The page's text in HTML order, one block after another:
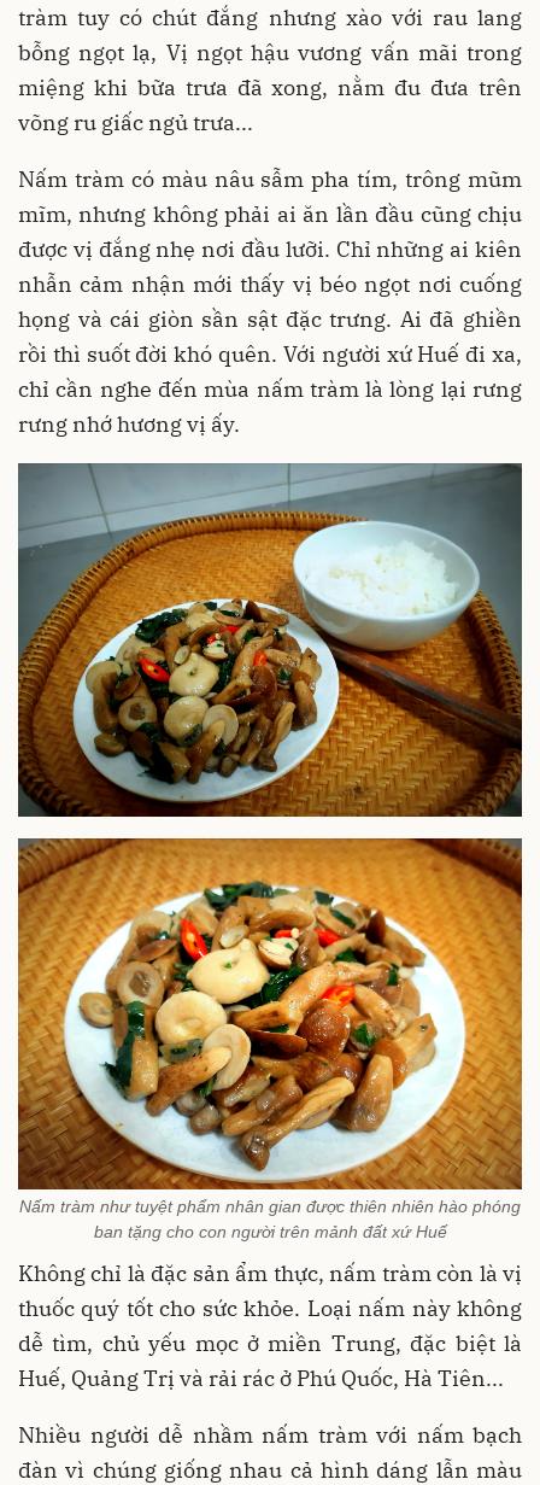
tràm tuy có chút đắng nhưng xào với rau lang
bỗng ngọt lạ, Vị ngọt hậu vương vấn mãi trong
miệng khi bữa trưa đã xong, nằm đu đưa trên
võng ru giấc ngủ trưa...
Nấm tràm có màu nâu sẫm pha tím, trông mũm
mĩm, nhưng không phải ai ăn lần đầu cũng chịu
được vị đắng nhẹ nơi đầu lưỡi. Chỉ những ai kiên
nhẫn cảm nhận mới thấy vị béo ngọt nơi cuống
họng và cái giòn sần sật đặc trưng. Ai đã ghiền
rồi thì suốt đời khó quên. Với người xứ Huế đi xa,
chỉ cần nghe đến mùa nấm tràm là lòng lại rưng
rưng nhớ hương vị ấy.
Nấm tràm như tuyệt phẩm nhân gian được thiên nhiên hào phóng
ban tặng cho con người trên mảnh đất xứ Huế
Không chỉ là đặc sản ẩm thực, nấm tràm còn là vị
thuốc quý tốt cho sức khỏe. Loại nấm này không
dễ tìm, chủ yếu mọc ở miền Trung, đặc biệt là
Huế, Quảng Trị và rải rác ở Phú Quốc, Hà Tiên...
Nhiều người dễ nhầm nấm tràm với nấm bạch
đàn vì chúng giống nhau cả hình dáng lẫn màu